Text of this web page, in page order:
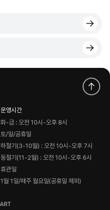
운영시간
화-금 : 오전 10시-오후 8시
토/일/공휴일
하절기(3-10월) : 오전 10시-오후 7시
동절기(11-2월) : 오전 10시-오후 6시
휴관일
1월 1일/매주 월요일(공휴일 제외)